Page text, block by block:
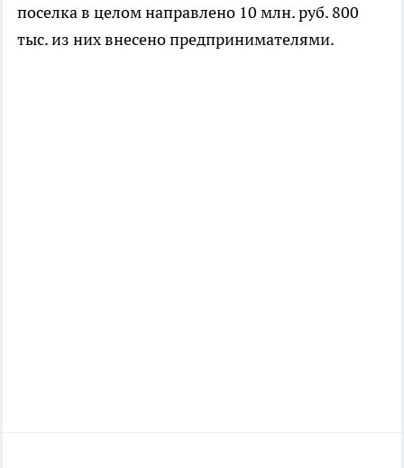
поселка в целом направлено 10 млн. руб. 800
тыс. из них внесено предпринимателями.